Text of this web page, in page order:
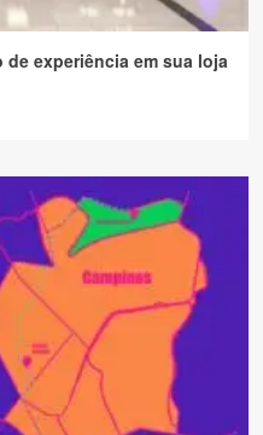
experiência em sua loja